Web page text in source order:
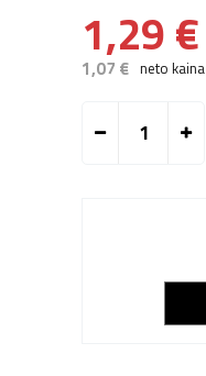
1,29 €
1,07 € neto kaina